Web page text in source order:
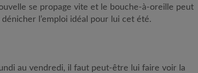
se propage vite et le bouche-à-oreille peut
l’emploi idéal pour lui cet été.
au vendredi, il faut peut-être lui faire voir la